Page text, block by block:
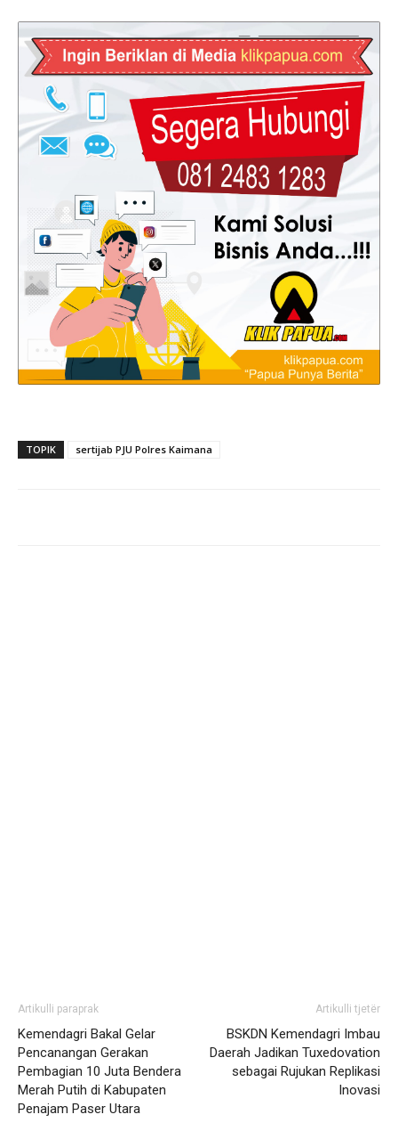
TOPIK sertijab PJU Polres Kaimana
Artikulli paraprak
Kemendagri Bakal Gelar
Pencanangan Gerakan
Pembagian 10 Juta Bendera
Merah Putih di Kabupaten
Penajam Paser Utara
Artikulli tjetër
BSKDN Kemendagri Imbau
Daerah Jadikan Tuxedovation
sebagai Rujukan Replikasi
Inovasi